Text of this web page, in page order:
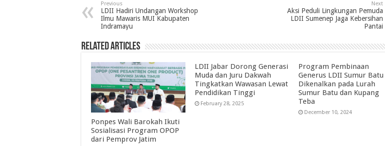
Previous
LDII Hadiri Undangan Workshop
Ilmu Mawaris MUI Kabupaten
Indramayu
Next
Aksi Peduli Lingkungan Pemuda
LDII Sumenep Jaga Kebersihan
Pantai
Related Articles
Ponpes Wali Barokah Ikuti
Sosialisasi Program OPOP
dari Pemprov Jatim
LDII Jabar Dorong Generasi
Muda dan Juru Dakwah
Tingkatkan Wawasan Lewat
Pendidikan Tinggi
February 28, 2025
Program Pembinaan
Generus LDII Sumur Batu
Dikenalkan pada Lurah
Sumur Batu dan Kupang
Teba
December 10, 2024